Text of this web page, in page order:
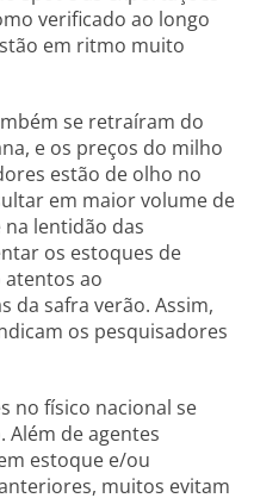
verificado ao longo
em ritmo muito
se retraíram do
e os preços do milho
estão de olho no
em maior volume de
lentidão das
os estoques de
atentos ao
da safra verão. Assim,
os pesquisadores
no físico nacional se
Além de agentes
estoque e/ou
muitos evitam